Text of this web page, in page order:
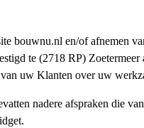
bouwnu.nl en/of afnemen
te (2718 RP)
uw Klanten over uw
nadere afspraken die